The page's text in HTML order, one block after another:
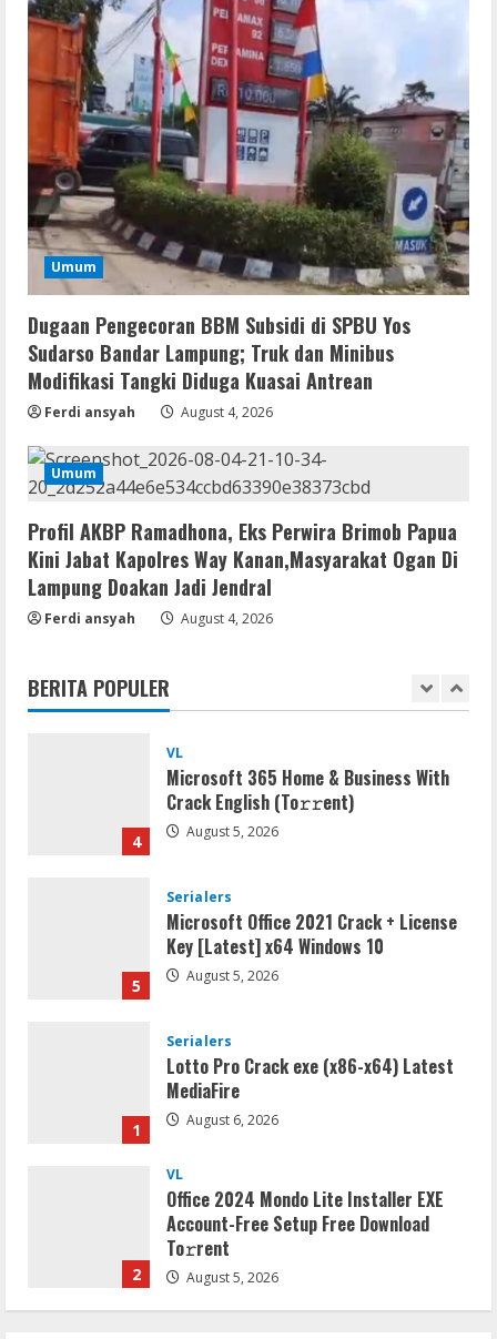
Umum
Dugaan Pengecoran BBM Subsidi di SPBU Yos
Sudarso Bandar Lampung; Truk dan Minibus
Modifikasi Tangki Diduga Kuasai Antrean
Ferdi ansyah August 4, 2026
Umum
Profil AKBP Ramadhona, Eks Perwira Brimob Papua
Kini Jabat Kapolres Way Kanan,Masyarakat Ogan Di
Lampung Doakan Jadi Jendral
Ferdi ansyah August 4, 2026
BERITA POPULER
4 August 5, 2026
5
Serialers
Microsoft Office 2021 Crack + License
Key [Latest] x64 Windows 10
August 5, 2026
1
Serialers
Lotto Pro Crack exe (x86-x64) Latest
MediaFire
August 6, 2026
2
VL
Office 2024 Mondo Lite Installer EXE
Account-Free Setup Frее Download
3
Remux
OK! Madam: Bon Voyage 2026 Pre-
DVDRip Updated Audio Magnet
Microsoft 365 Home & Business With
Crack English (To𝚛𝚛еnt)
Serialers
Microsoft Office 2021 Crack + License
August 5, 2026
Serialers
Lotto Pro Crack exe (x86-x64) Latest
August 6, 2026
VL
Office 2024 Mondo Lite Installer EXE
To𝚛rent
August 5, 2026
Remux
OK! Madam: Bon Voyage 2026 Pre-